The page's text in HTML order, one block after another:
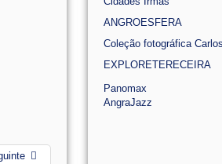
ANGROESFERA
Coleção fotográfica
EXPLORETERECEIRA
Panomax
AngraJazz